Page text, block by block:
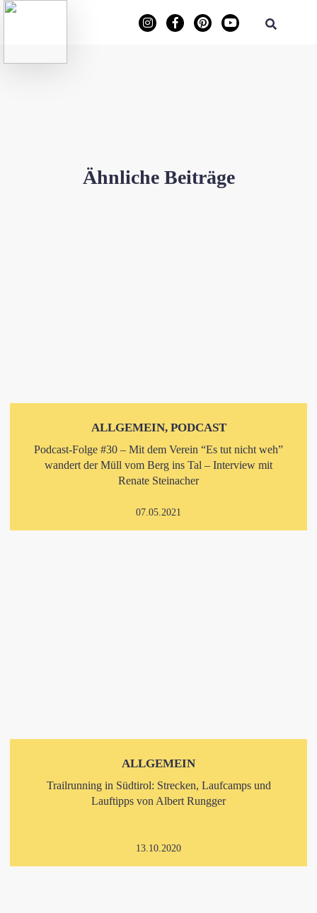
Ähnliche Beiträge
ALLGEMEIN, PODCAST
Podcast-Folge #30 – Mit dem Verein “Es tut nicht weh”
wandert der Müll vom Berg ins Tal – Interview mit
Renate Steinacher
07.05.2021
ALLGEMEIN
Trailrunning in Südtirol: Strecken, Laufcamps und
Lauftipps von Albert Rungger
13.10.2020